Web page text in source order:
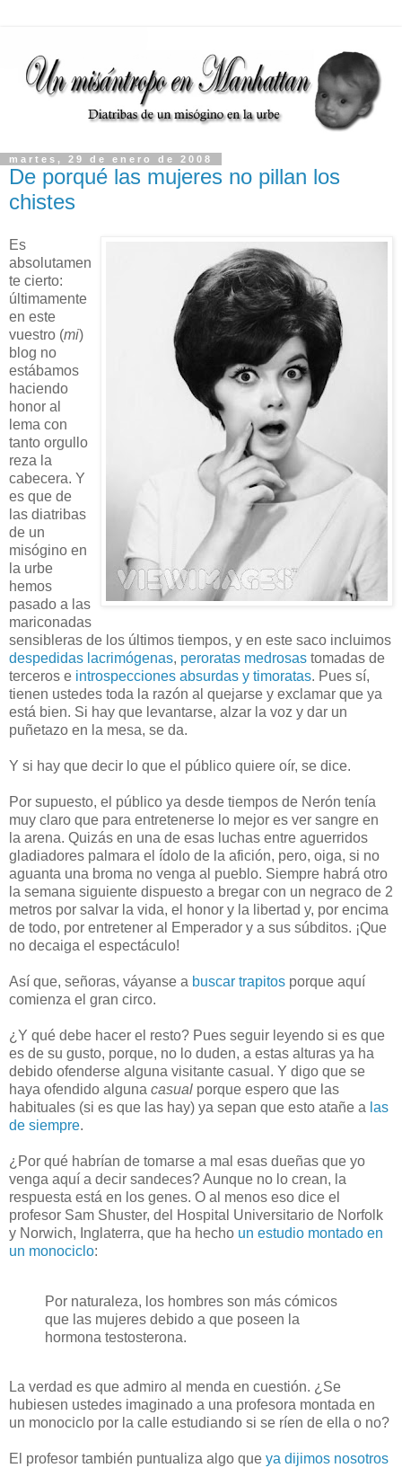
martes, 29 de enero de 2008
De porqué las mujeres no pillan los
chistes
Es
absolutamen
te cierto:
últimamente
en este
vuestro (mi)
blog no
estábamos
haciendo
honor al
lema con
tanto orgullo
reza la
cabecera. Y
es que de
las diatribas
de un
misógino en
la urbe
hemos
pasado a las
mariconadas
sensibleras de los últimos tiempos, y en este saco incluimos
despedidas lacrimógenas, peroratas medrosas tomadas de
terceros e introspecciones absurdas y timoratas. Pues sí,
tienen ustedes toda la razón al quejarse y exclamar que ya
está bien. Si hay que levantarse, alzar la voz y dar un
puñetazo en la mesa, se da.
Y si hay que decir lo que el público quiere oír, se dice.
Por supuesto, el público ya desde tiempos de Nerón tenía
muy claro que para entretenerse lo mejor es ver sangre en
la arena. Quizás en una de esas luchas entre aguerridos
gladiadores palmara el ídolo de la afición, pero, oiga, si no
aguanta una broma no venga al pueblo. Siempre habrá otro
la semana siguiente dispuesto a bregar con un negraco de 2
metros por salvar la vida, el honor y la libertad y, por encima
de todo, por entretener al Emperador y a sus súbditos. ¡Que
no decaiga el espectáculo!
Así que, señoras, váyanse a buscar trapitos porque aquí
comienza el gran circo.
¿Y qué debe hacer el resto? Pues seguir leyendo si es que
es de su gusto, porque, no lo duden, a estas alturas ya ha
debido ofenderse alguna visitante casual. Y digo que se
haya ofendido alguna casual porque espero que las
habituales (si es que las hay) ya sepan que esto atañe a las
de siempre.
¿Por qué habrían de tomarse a mal esas dueñas que yo
venga aquí a decir sandeces? Aunque no lo crean, la
respuesta está en los genes. O al menos eso dice el
profesor Sam Shuster, del Hospital Universitario de Norfolk
y Norwich, Inglaterra, que ha hecho un estudio montado en
un monociclo:
Por naturaleza, los hombres son más cómicos
que las mujeres debido a que poseen la
hormona testosterona.
La verdad es que admiro al menda en cuestión. ¿Se
hubiesen ustedes imaginado a una profesora montada en
un monociclo por la calle estudiando si se ríen de ella o no?
El profesor también puntualiza algo que ya dijimos nosotros